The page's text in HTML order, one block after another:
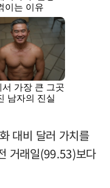
대비 달러 가치를
거래일(99.53)보다